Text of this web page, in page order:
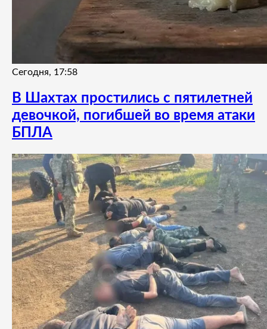
Сегодня, 17:58
В Шахтах простились с пятилетней
девочкой, погибшей во время атаки
БПЛА